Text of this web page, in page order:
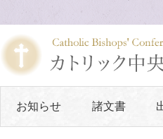
お知らせ 諸文書